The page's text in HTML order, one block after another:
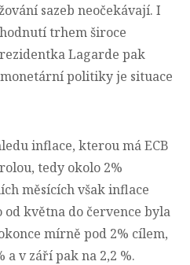
sazeb neočekávají. I
trhem široce
Lagarde pak
politiky je situace
inflace, kterou má ECB
tedy okolo 2%
měsících však inflace
května do července byla
mírně pod 2% cílem,
a v září pak na 2,2 %.